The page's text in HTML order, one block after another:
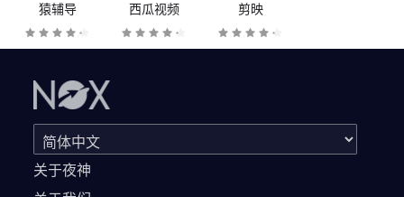
猿辅导 西瓜视频 剪映
关于夜神